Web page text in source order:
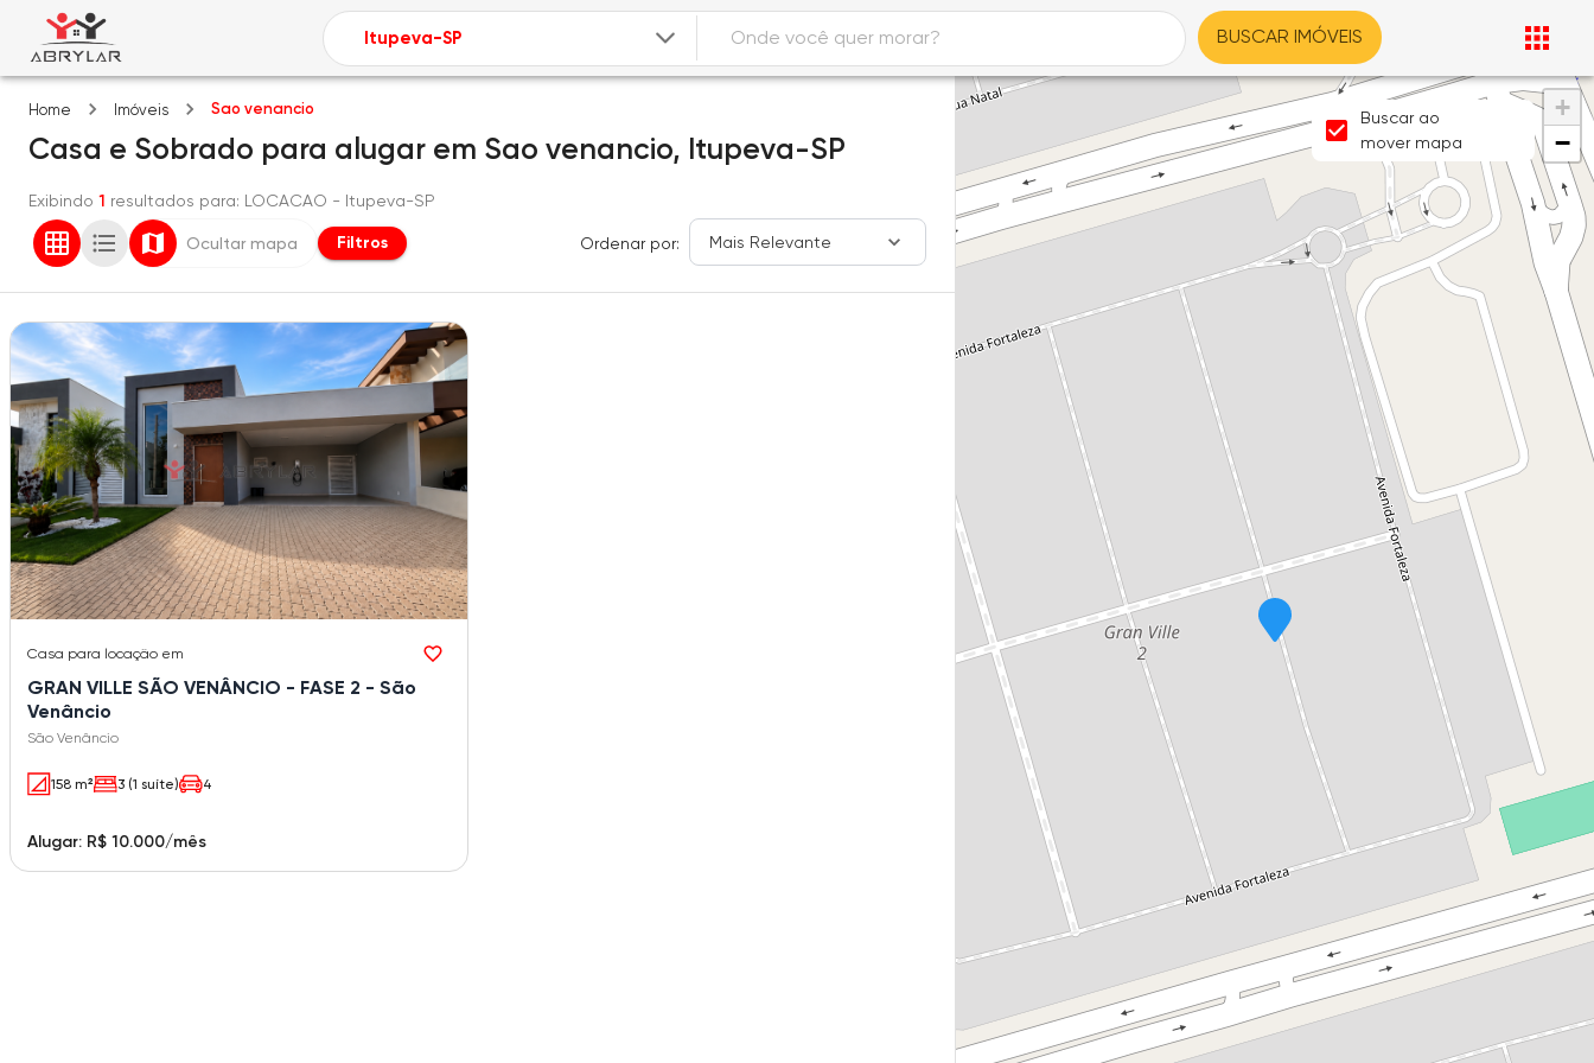
BUSCAR IMÓVEIS
Home Imóveis Sao venancio
Casa e Sobrado para alugar em Sao venancio, Itupeva-SP
Exibindo 1 resultados para: LOCACAO - Itupeva-SP
Ocultar mapa Filtros Ordenar por: Mais Relevante
Casa para locação em
GRAN VILLE SÃO VENÂNCIO - FASE 2 - São
Venâncio
São Venâncio
158 m² 3 (1 suíte) 4
Alugar: R$ 10.000/mês
+
−
Buscar ao
mover mapa